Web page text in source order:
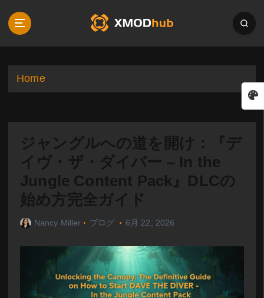
p
Home
ジャングルへの道を開け：『デ
イヴ・ザ・ダイバー – In the
Jungle Content Pack』DLCの
始め方完全ガイド
Nancy Miller ブログ 6月 22, 2026